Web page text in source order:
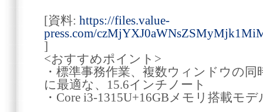
[資料: https://files.value-
press.com/
]
<おすすめポイント>
・標準事務作業、複数ウィンドウの
に最適な、15.6インチノート
・Core i3-1315U+16GBメモリ搭載モデ